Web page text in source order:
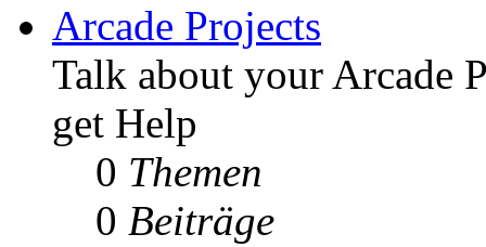
Arcade Projects
Talk about your Arcade
get Help
0 Themen
0 Beiträge